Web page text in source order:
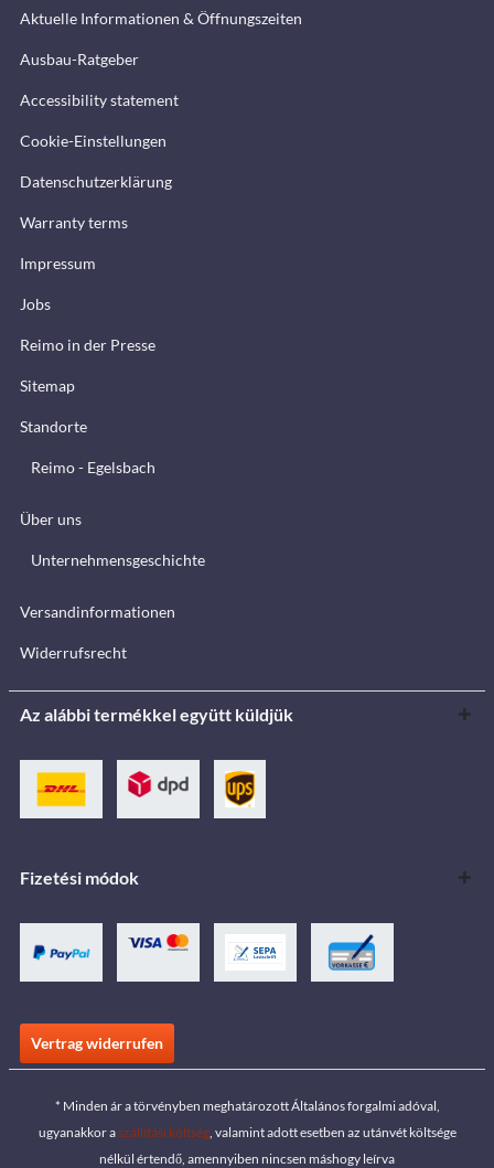
Aktuelle Informationen & Öffnungszeiten
Ausbau-Ratgeber
Accessibility statement
Cookie-Einstellungen
Datenschutzerklärung
Warranty terms
Impressum
Jobs
Reimo in der Presse
Sitemap
Standorte
Reimo - Egelsbach
Über uns
Unternehmensgeschichte
Versandinformationen
Widerrufsrecht
Az alábbi termékkel együtt küldjük
Fizetési módok
Vertrag widerrufen
* Minden ár a törvényben meghatározott Általános forgalmi adóval,
ugyanakkor aszállítási költség, valamint adott esetben az utánvét költsége
nélkül értendő, amennyiben nincsen máshogy leírva